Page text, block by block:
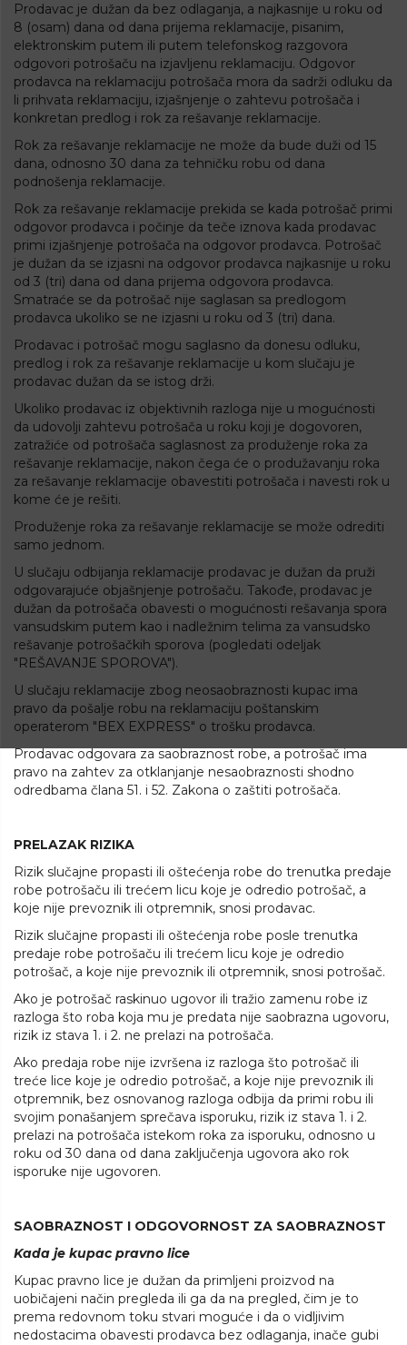
Prodavac je dužan da bez odlaganja, a najkasnije u roku od
8 (osam) dana od dana prijema reklamacije, pisanim,
elektronskim putem ili putem telefonskog razgovora
odgovori potrošaču na izjavljenu reklamaciju. Odgovor
prodavca na reklamaciju potrošača mora da sadrži odluku da
li prihvata reklamaciju, izjašnjenje o zahtevu potrošača i
konkretan predlog i rok za rešavanje reklamacije.
Rok za rešavanje reklamacije ne može da bude duži od 15
dana, odnosno 30 dana za tehničku robu od dana
podnošenja reklamacije.
Rok za rešavanje reklamacije prekida se kada potrošač primi
odgovor prodavca i počinje da teče iznova kada prodavac
primi izjašnjenje potrošača na odgovor prodavca. Potrošač
je dužan da se izjasni na odgovor prodavca najkasnije u roku
od 3 (tri) dana od dana prijema odgovora prodavca.
Smatraće se da potrošač nije saglasan sa predlogom
prodavca ukoliko se ne izjasni u roku od 3 (tri) dana.
Prodavac i potrošač mogu saglasno da donesu odluku,
predlog i rok za rešavanje reklamacije u kom slučaju je
prodavac dužan da se istog drži.
Ukoliko prodavac iz objektivnih razloga nije u mogućnosti
da udovolji zahtevu potrošača u roku koji je dogovoren,
zatražiće od potrošača saglasnost za produženje roka za
rešavanje reklamacije, nakon čega će o produžavanju roka
za rešavanje reklamacije obavestiti potrošača i navesti rok u
kome će je rešiti.
Produženje roka za rešavanje reklamacije se može odrediti
samo jednom.
U slučaju odbijanja reklamacije prodavac je dužan da pruži
odgovarajuće objašnjenje potrošaču. Takođe, prodavac je
dužan da potrošača obavesti o mogućnosti rešavanja spora
vansudskim putem kao i nadležnim telima za vansudsko
rešavanje potrošačkih sporova (pogledati odeljak
"REŠAVANJE SPOROVA").
U slučaju reklamacije zbog neosaobraznosti kupac ima
pravo da pošalje robu na reklamaciju poštanskim
operaterom "BEX EXPRESS" o trošku prodavca.
Prodavac odgovara za saobraznost robe, a potrošač ima
pravo na zahtev za otklanjanje nesaobraznosti shodno
odredbama člana 51. i 52. Zakona o zaštiti potrošača.
PRELAZAK RIZIKA
Rizik slučajne propasti ili oštećenja robe do trenutka predaje
robe potrošaču ili trećem licu koje je odredio potrošač, a
koje nije prevoznik ili otpremnik, snosi prodavac.
Rizik slučajne propasti ili oštećenja robe posle trenutka
predaje robe potrošaču ili trećem licu koje je odredio
potrošač, a koje nije prevoznik ili otpremnik, snosi potrošač.
Ako je potrošač raskinuo ugovor ili tražio zamenu robe iz
razloga što roba koja mu je predata nije saobrazna ugovoru,
rizik iz stava 1. i 2. ne prelazi na potrošača.
Ako predaja robe nije izvršena iz razloga što potrošač ili
treće lice koje je odredio potrošač, a koje nije prevoznik ili
otpremnik, bez osnovanog razloga odbija da primi robu ili
svojim ponašanjem sprečava isporuku, rizik iz stava 1. i 2.
prelazi na potrošača istekom roka za isporuku, odnosno u
roku od 30 dana od dana zaključenja ugovora ako rok
isporuke nije ugovoren.
SAOBRAZNOST I ODGOVORNOST ZA SAOBRAZNOST
Kada je kupac pravno lice
Kupac pravno lice je dužan da primljeni proizvod na
uobičajeni način pregleda ili ga da na pregled, čim je to
prema redovnom toku stvari moguće i da o vidljivim
nedostacima obavesti prodavca bez odlaganja, inače gubi